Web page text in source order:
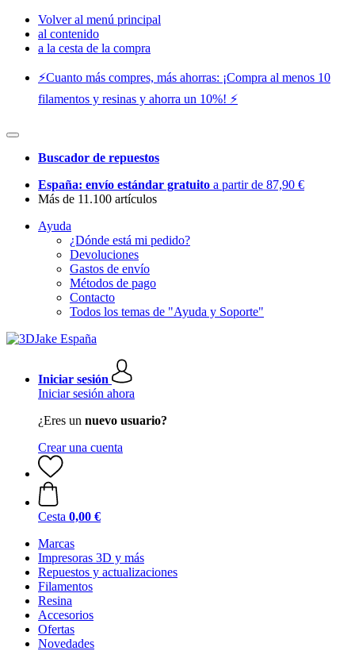
Volver al menú principal
al contenido
a la cesta de la compra
⚡️Cuanto más compres, más ahorras: ¡Compra al menos 10
filamentos y resinas y ahorra un 10%! ⚡️
Buscador de repuestos
España: envío estándar gratuito a partir de 87,90 €
Más de 11.100 artículos
Ayuda
¿Dónde está mi pedido?
Devoluciones
Gastos de envío
Métodos de pago
Contacto
Todos los temas de "Ayuda y Soporte"
Iniciar sesión
Iniciar sesión ahora
¿Eres un nuevo usuario?
Crear una cuenta
Cesta 0,00 €
Marcas
Impresoras 3D y más
Repuestos y actualizaciones
Filamentos
Resina
Accesorios
Ofertas
Novedades